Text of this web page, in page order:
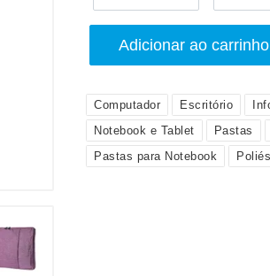
Adicionar ao carrinho
Computador Escritório
Notebook e Tablet
Pastas
Pastas para Notebook